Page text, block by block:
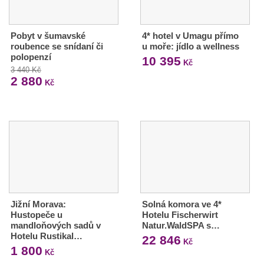
Pobyt v šumavské
roubence se snídaní či
polopenzí
3 440 Kč
2 880 Kč
4* hotel v Umagu přímo
u moře: jídlo a wellness
10 395 Kč
Jižní Morava:
Hustopeče u
mandloňových sadů v
Hotelu Rustikal…
1 800 Kč
Solná komora ve 4*
Hotelu Fischerwirt
Natur.WaldSPA s…
22 846 Kč